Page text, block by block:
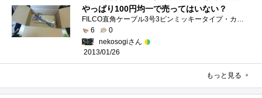
やっぱり100円均一で売ってはいない？
6
0
nekosogiさん
2013/01/26
もっと見る